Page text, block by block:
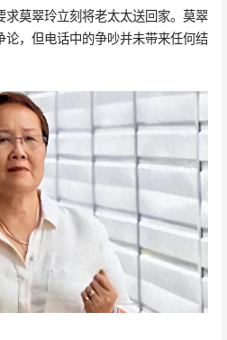
求莫翠玲立刻将老太太送回家。莫翠
，但电话中的争吵并未带来任何结